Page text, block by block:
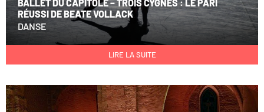
BALLET DU CAPITOLE – TROIS CYGNES : LE PARI
RÉUSSI DE BEATE VOLLACK
DANSE
LIRE LA SUITE